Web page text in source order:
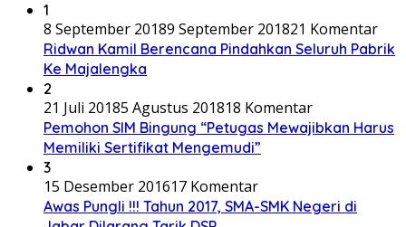
1
8 September 20189 September 201821 Komentar
Ridwan Kamil Berencana Pindahkan Seluruh Pabrik
Ke Majalengka
2
21 Juli 20185 Agustus 201818 Komentar
Pemohon SIM Bingung “Petugas Mewajibkan Harus
Memiliki Sertifikat Mengemudi”
3
15 Desember 201617 Komentar
Awas Pungli !!! Tahun 2017, SMA-SMK Negeri di